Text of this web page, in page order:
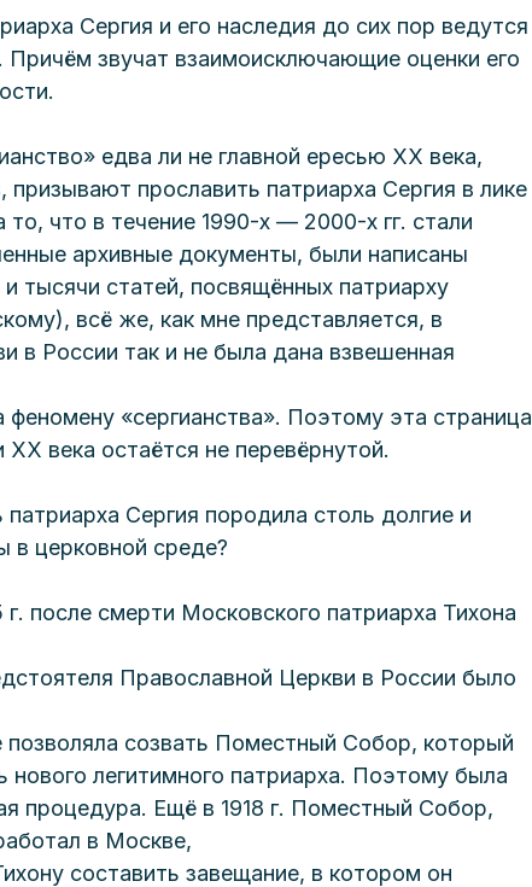
Сергия и его наследия до сих пор ведутся
звучат взаимоисключающие оценки его
едва ли не главной ересью XX века,
призывают прославить патриарха Сергия в лике
что в течение 1990-х — 2000-х гг. стали
архивные документы, были написаны
тысячи статей, посвящённых патриарху
всё же, как мне представляется, в
в России так и не была дана взвешенная
феномену «сергианства». Поэтому эта страница
XX века остаётся не перевёрнутой.
Сергия породила столь долгие и
в церковной среде?
после смерти Московского патриарха Тихона
Православной Церкви в России было
позволяла созвать Поместный Собор, который
нового легитимного патриарха. Поэтому была
процедура. Ещё в 1918 г. Поместный Собор,
в Москве,
составить завещание, в котором он